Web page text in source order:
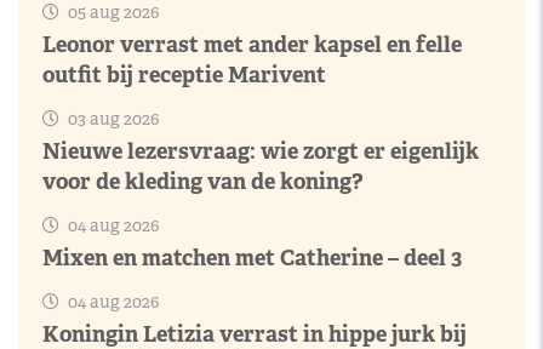
05 aug 2026
Leonor verrast met ander kapsel en felle
outfit bij receptie Marivent
03 aug 2026
Nieuwe lezersvraag: wie zorgt er eigenlijk
voor de kleding van de koning?
04 aug 2026
Mixen en matchen met Catherine – deel 3
04 aug 2026
Koningin Letizia verrast in hippe jurk bij